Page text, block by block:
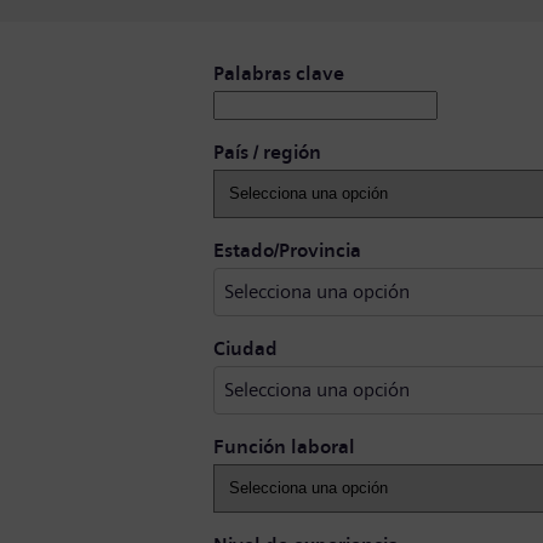
Buscar puestos vacantes
Palabras clave
País / región
Estado/ProvinciaSelecciona una
Selecciona una opción
Ciudad
Selecciona una opción
Función laboral